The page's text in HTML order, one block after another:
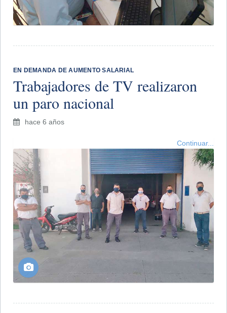
EN DEMANDA DE AUMENTO SALARIAL
Trabajadores de TV realizaron
un paro nacional
hace 6 años
Continuar...